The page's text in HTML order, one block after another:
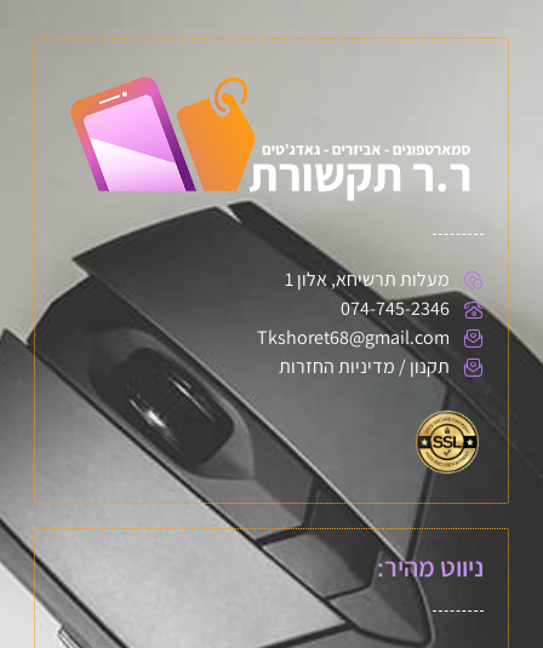
מעלות תרשיחא, אלון 1
074-745-2346
Tkshoret68@gmail.com
תקנון / מדיניות החזרות
ניווט מהיר: